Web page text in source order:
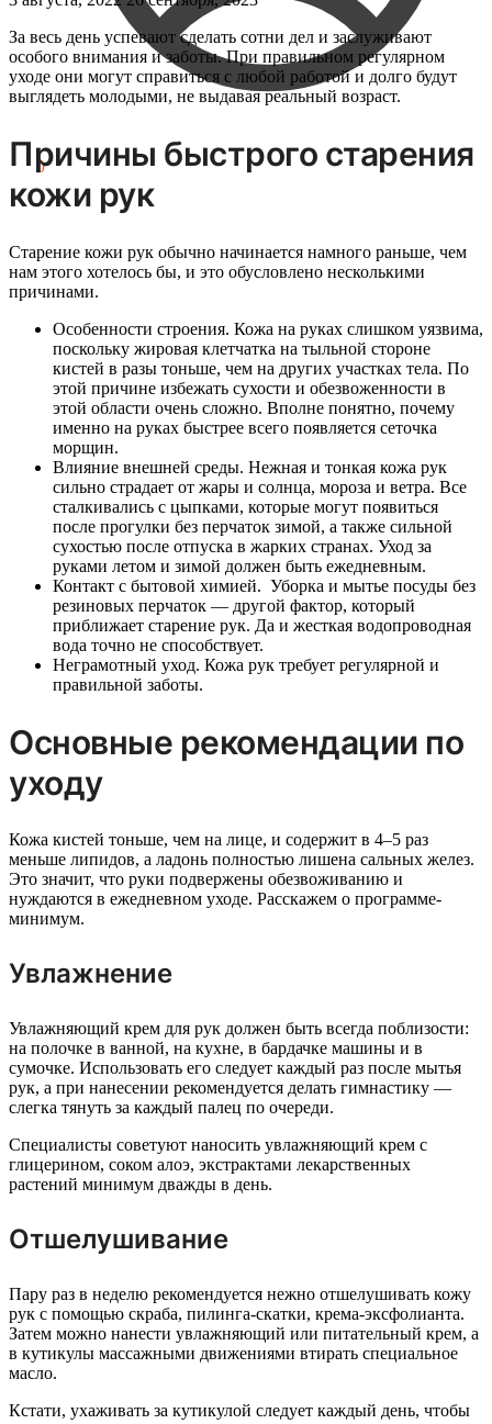
0 ₽ 0
За весь день успевают сделать сотни дел и заслуживают
особого внимания и заботы. При правильном регулярном
уходе они могут справиться с любой работой и долго будут
выглядеть молодыми, не выдавая реальный возраст.
Причины быстрого старения
кожи рук
Старение кожи рук обычно начинается намного раньше, чем
нам этого хотелось бы, и это обусловлено несколькими
причинами.
Особенности строения. Кожа на руках слишком уязвима,
поскольку жировая клетчатка на тыльной стороне
кистей в разы тоньше, чем на других участках тела. По
этой причине избежать сухости и обезвоженности в
этой области очень сложно. Вполне понятно, почему
именно на руках быстрее всего появляется сеточка
морщин.
Влияние внешней среды. Нежная и тонкая кожа рук
сильно страдает от жары и солнца, мороза и ветра. Все
сталкивались с цыпками, которые могут появиться
после прогулки без перчаток зимой, а также сильной
сухостью после отпуска в жарких странах. Уход за
руками летом и зимой должен быть ежедневным.
Контакт с бытовой химией. Уборка и мытье посуды без
резиновых перчаток — другой фактор, который
приближает старение рук. Да и жесткая водопроводная
вода точно не способствует.
Неграмотный уход. Кожа рук требует регулярной и
правильной заботы.
Основные рекомендации по
уходу
Кожа кистей тоньше, чем на лице, и содержит в 4–5 раз
меньше липидов, а ладонь полностью лишена сальных желез.
Это значит, что руки подвержены обезвоживанию и
нуждаются в ежедневном уходе. Расскажем о программе-
минимум.
Увлажнение
Увлажняющий крем для рук должен быть всегда поблизости:
на полочке в ванной, на кухне, в бардачке машины и в
сумочке. Использовать его следует каждый раз после мытья
рук, а при нанесении рекомендуется делать гимнастику —
слегка тянуть за каждый палец по очереди.
Специалисты советуют наносить увлажняющий крем с
глицерином, соком алоэ, экстрактами лекарственных
растений минимум дважды в день.
Отшелушивание
Пару раз в неделю рекомендуется нежно отшелушивать кожу
рук с помощью скраба, пилинга-скатки, крема-эксфолианта.
Затем можно нанести увлажняющий или питательный крем, а
в кутикулы массажными движениями втирать специальное
масло.
Кстати, ухаживать за кутикулой следует каждый день, чтобы